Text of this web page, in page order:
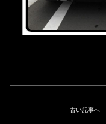
古い記事へ